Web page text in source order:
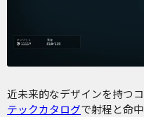
近未来的なデザインを持つ
テックカタログで射程と命